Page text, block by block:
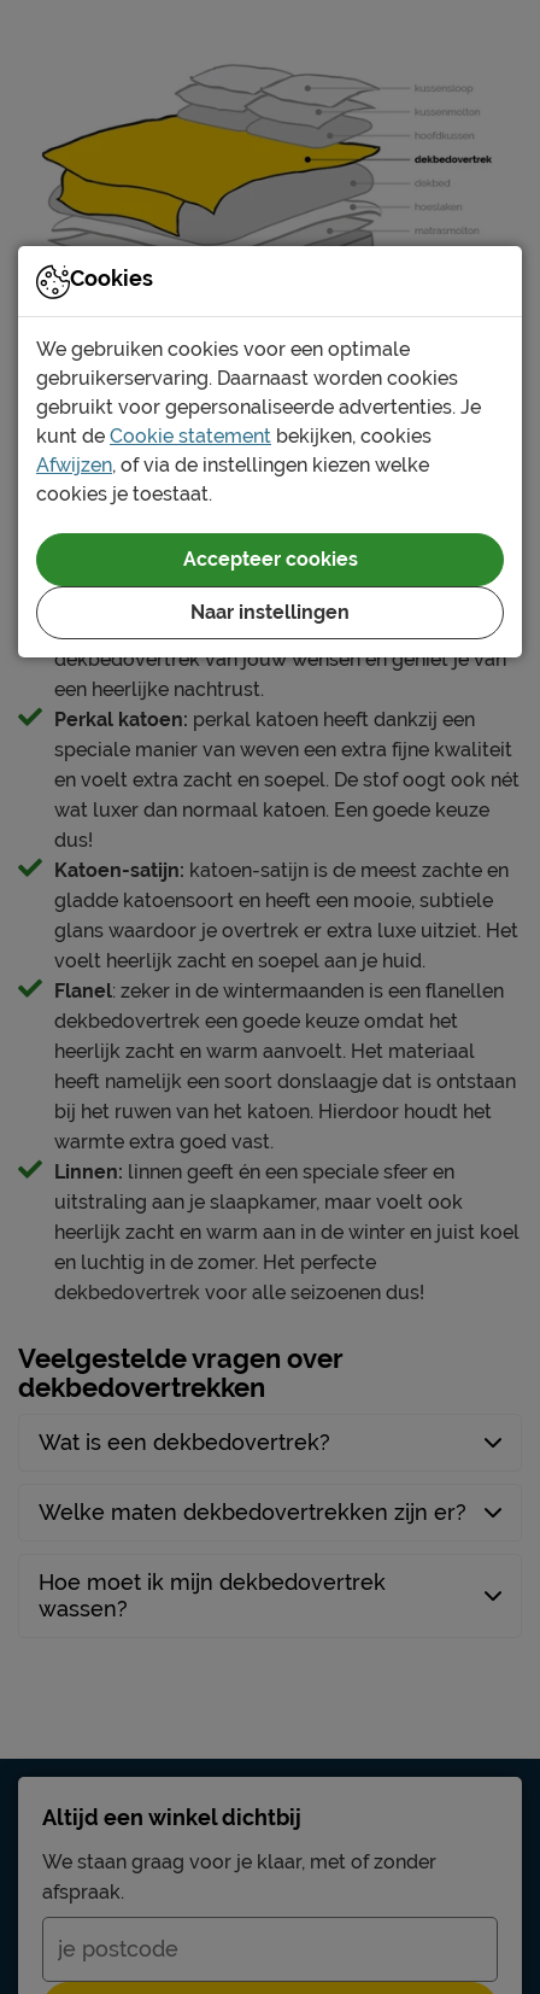
Verschillende soorten dekbedovertrekken:
Katoen:een katoenen dekbedovertrek is altijd een
goede keuze. Katoen ademt goed en kent tevens
goede vochtregulatie. Het voelt soepel en zacht
aan én draagt zeker bij aan een comfortabele
nachtrust. Met ons groot assortiment katoenen
dekbedovertrekken vind je altijd het
dekbedovertrek van jouw wensen en geniet je van
een heerlijke nachtrust.
Perkal katoen: perkal katoen heeft dankzij een
speciale manier van weven een extra fijne kwaliteit
en voelt extra zacht en soepel. De stof oogt ook nét
wat luxer dan normaal katoen. Een goede keuze
dus!
Katoen-satijn: katoen-satijn is de meest zachte en
gladde katoensoort en heeft een mooie, subtiele
glans waardoor je overtrek er extra luxe uitziet. Het
voelt heerlijk zacht en soepel aan je huid.
Flanel: zeker in de wintermaanden is een flanellen
dekbedovertrek een goede keuze omdat het
heerlijk zacht en warm aanvoelt. Het materiaal
heeft namelijk een soort donslaagje dat is ontstaan
bij het ruwen van het katoen. Hierdoor houdt het
warmte extra goed vast.
Linnen: linnen geeft én een speciale sfeer en
uitstraling aan je slaapkamer, maar voelt ook
heerlijk zacht en warm aan in de winter en juist koel
en luchtig in de zomer. Het perfecte
dekbedovertrek voor alle seizoenen dus!
Veelgestelde vragen over
dekbedovertrekken
Wat is een dekbedovertrek?
Welke maten dekbedovertrekken zijn er?
Hoe moet ik mijn dekbedovertrek
wassen?
Altijd een winkel dichtbij
We staan graag voor je klaar, met of zonder
afspraak.
Cookies
We gebruiken cookies voor een optimale
gebruikerservaring. Daarnaast worden cookies
gebruikt voor gepersonaliseerde advertenties. Je
kunt de Cookie statement bekijken, cookies
Afwijzen, of via de instellingen kiezen welke
cookies je toestaat.
Naar instellingen
Accepteer cookies